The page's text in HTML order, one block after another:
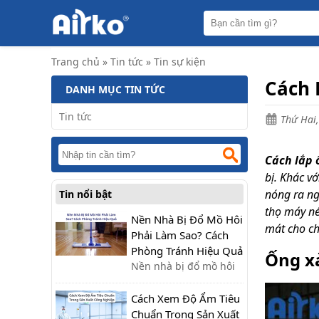
Trang chủ » Tin tức » Tin sự kiện
Cách
Thứ
Cách lắp
bị. Khác
nóng ra
thọ máy
mát cho
Ống
DANH MỤC TIN TỨC
Tin tức
Tin nổi bật
Nền Nhà Bị Đổ Mồ Hôi
Phải Làm Sao? Cách
Phòng Tránh Hiệu Quả
Nền nhà bị đổ mồ hôi
phải làm sao? Tìm hiểu
nguyên nhân và cách
xử lý nhanh, cùng giải
Cách Xem Độ Ẩm Tiêu
Chuẩn Trong Sản Xuất